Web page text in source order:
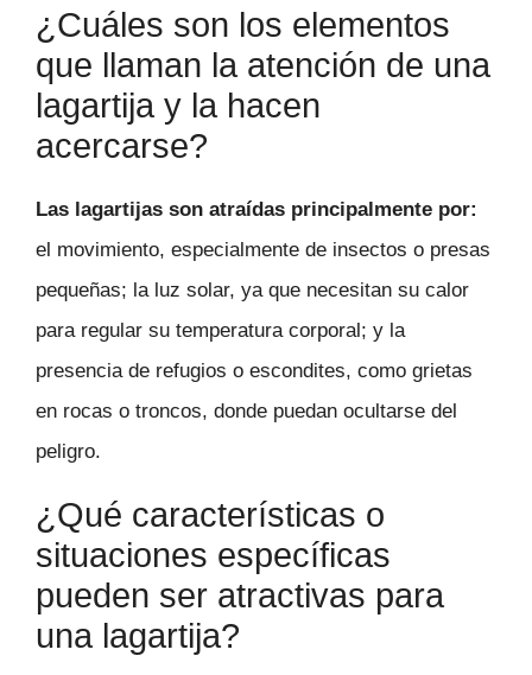
¿Cuáles son los elementos
que llaman la atención de una
lagartija y la hacen
acercarse?
Las lagartijas son atraídas principalmente por:
el movimiento, especialmente de insectos o presas
pequeñas; la luz solar, ya que necesitan su calor
para regular su temperatura corporal; y la
presencia de refugios o escondites, como grietas
en rocas o troncos, donde puedan ocultarse del
peligro.
¿Qué características o
situaciones específicas
pueden ser atractivas para
una lagartija?